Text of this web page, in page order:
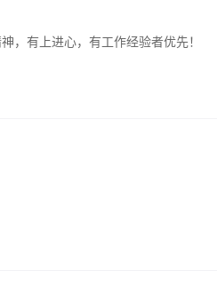
，有上进心，有工作经验者优先！